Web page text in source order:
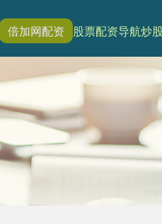
倍加网配资 股票配资导航炒